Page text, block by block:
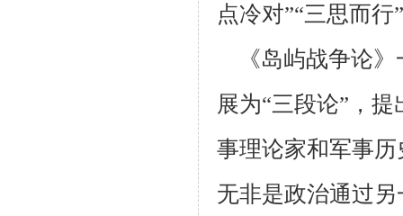
点冷对”“三思而
《岛屿战争论》
展为“三段论”，
事理论家和军事
无非是政治通过